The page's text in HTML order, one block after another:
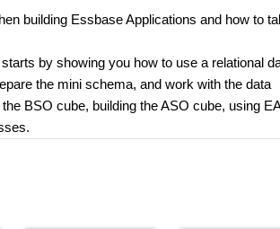
building Essbase Applications and how to
by showing you how to use a relational
the mini schema, and work with the data
BSO cube, building the ASO cube, using